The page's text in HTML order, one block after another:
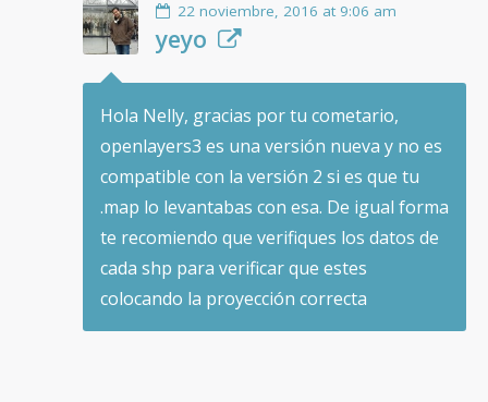
22 noviembre, 2016 at 9:06 am
yeyo
Hola Nelly, gracias por tu cometario,
openlayers3 es una versión nueva y no es
compatible con la versión 2 si es que tu
.map lo levantabas con esa. De igual forma
te recomiendo que verifiques los datos de
cada shp para verificar que estes
colocando la proyección correcta